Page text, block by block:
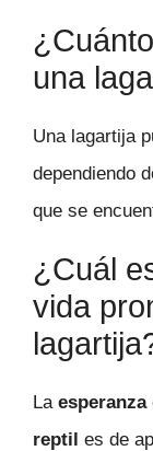
una
Una lagartija
dependiendo
que se
¿Cuál
vida
La
reptil es de